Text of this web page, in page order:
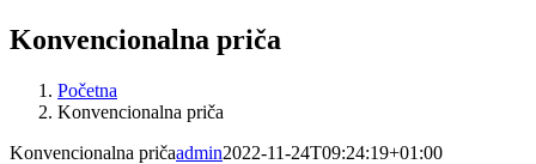
Konvencionalna priča
Početna
Konvencionalna priča
Konvencionalna pričaadmin2022-11-24T09:24:19+01:00